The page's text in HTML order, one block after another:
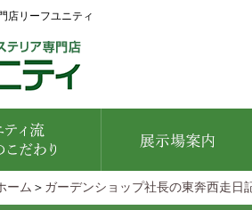
店リーフユニティ
ーム ＞ ガーデンショップ社長の東奔西走日